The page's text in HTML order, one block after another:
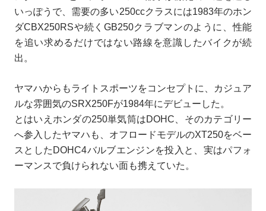
いっぽうで、需要の多い250ccクラスには1983年のホン
ダCBX250RSや続くGB250クラブマンのように、性能
を追い求めるだけではない路線を意識したバイクが続
出。
ヤマハからもライトスポーツをコンセプトに、カジュア
ルな雰囲気のSRX250Fが1984年にデビューした。
とはいえホンダの250単気筒はDOHC、そのカテゴリー
へ参入したヤマハも、オフロードモデルのXT250をベー
スとしたDOHC4バルブエンジンを投入と、実はパフォ
ーマンスで負けられない面も携えていた。